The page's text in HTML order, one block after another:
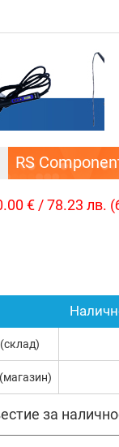
RS
€ / 78.23 лв.
за